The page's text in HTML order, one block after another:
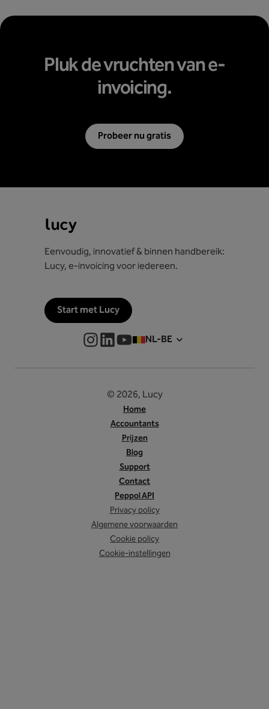
Pluk de vruchten van e-
invoicing.
Probeer nu gratis
Eenvoudig, innovatief & binnen handbereik:
Lucy, e-invoicing voor iedereen.
Start met Lucy
NL-BE
© 2026, Lucy
Home
Accountants
Prijzen
Blog
Support
Contact
Peppol API
Privacy policy
Algemene voorwaarden
Cookie policy
Cookie-instellingen